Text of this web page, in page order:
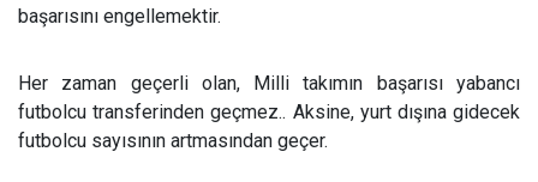
başarısını engellemektir.
Her zaman geçerli olan, Milli takımın başarısı yabancı
futbolcu transferinden geçmez.. Aksine, yurt dışına gidecek
futbolcu sayısının artmasından geçer.